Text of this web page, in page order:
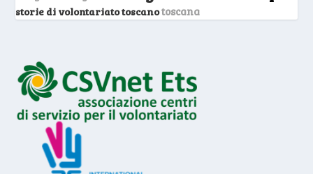
storie di volontariato toscanotoscana